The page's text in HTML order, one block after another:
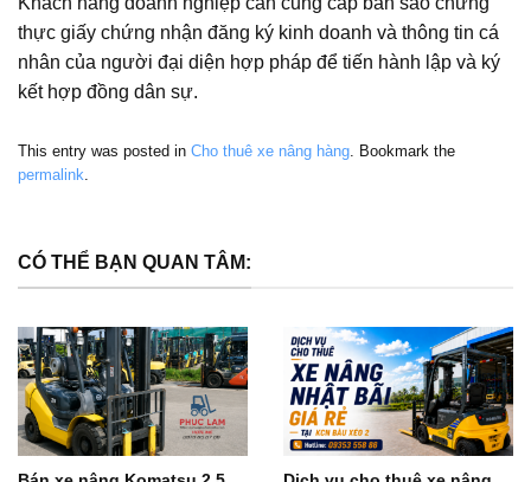
thực giấy chứng nhận đăng ký kinh doanh và thông tin cá
nhân của người đại diện hợp pháp để tiến hành lập và ký
kết hợp đồng dân sự.
This entry was posted in Cho thuê xe nâng hàng . Bookmark the
permalink
CÓ THỂ BẠN QUAN TÂM: